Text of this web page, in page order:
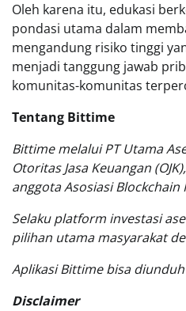
Oleh karena itu, edukasi
pondasi utama dalam
mengandung risiko tinggi
menjadi tanggung jawab
komunitas-komunitas
Tentang Bittime
Bittime melalui PT Utama
Otoritas Jasa Keuangan
anggota Asosiasi Blockchain
Selaku platform investasi
pilihan utama masyarakat
Aplikasi Bittime bisa
Disclaimer